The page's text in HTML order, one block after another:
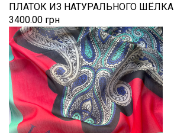
ПЛАТОК ИЗ НАТУРАЛЬНОГО ШЁЛКА
3400.00 грн